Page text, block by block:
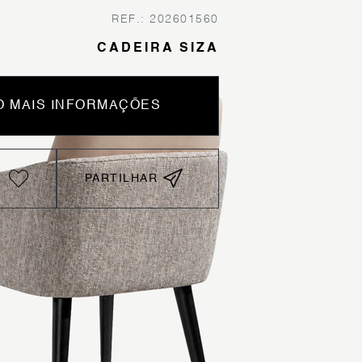
REF.: 202601560
CADEIRA SIZA
MAIS INFORMAÇÕES
PARTILHAR